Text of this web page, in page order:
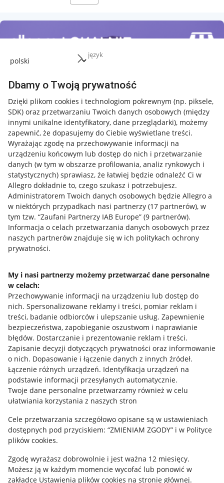
język
Dbamy o Twoją prywatność
Dzięki plikom cookies i technologiom pokrewnym (np. piksele,
SDK) oraz przetwarzaniu Twoich danych osobowych (między
innymi unikalne identyfikatory, dane przeglądarki), możemy
zapewnić, że dopasujemy do Ciebie wyświetlane treści.
Wyrażając zgodę na przechowywanie informacji na
urządzeniu końcowym lub dostęp do nich i przetwarzanie
danych (w tym w obszarze profilowania, analiz rynkowych i
statystycznych) sprawiasz, że łatwiej będzie odnaleźć Ci w
Allegro dokładnie to, czego szukasz i potrzebujesz.
Administratorem Twoich danych osobowych będzie Allegro a
w niektórych przypadkach nasi partnerzy (17 partnerów), w
tym tzw. “Zaufani Partnerzy IAB Europe” (9 partnerów).
Informacja o celach przetwarzania danych osobowych przez
naszych partnerów znajduje się w ich politykach ochrony
prywatności.
My i nasi partnerzy możemy przetwarzać dane personalne
w celach:
Przechowywanie informacji na urządzeniu lub dostęp do
nich. Spersonalizowane reklamy i treści, pomiar reklam i
treści, badanie odbiorców i ulepszanie usług. Zapewnienie
bezpieczeństwa, zapobieganie oszustwom i naprawianie
błędów. Dostarczanie i prezentowanie reklam i treści.
Zapisanie decyzji dotyczących prywatności oraz informowanie
o nich. Dopasowanie i łączenie danych z innych źródeł.
Łączenie różnych urządzeń. Identyfikacja urządzeń na
podstawie informacji przesyłanych automatycznie.
Twoje dane personalne przetwarzamy również w celu
ułatwiania korzystania z naszych stron
Cele przetwarzania szczegółowo opisane są w ustawieniach
dostępnych pod przyciskiem: “ZMIENIAM ZGODY” i w Polityce
plików cookies.
Zgodę wyrażasz dobrowolnie i jest ważna 12 miesięcy.
Możesz ją w każdym momencie wycofać lub ponowić w
zakładce Ustawienia plików cookies na stronie głównej.
Przydatne informacje
Jak to działa
Allegro Gadane dla sprzedających
Allegro Gadane dla kupujących
Mapa miejscowości
Informacje prawne
Regulamin
Polityka plików "cookies"
Ustawienia plików "cookies"
Udostępnianie lokalizacji
Informacje dla Aktu o Usługach Cyfrowych
Pobierz aplikację